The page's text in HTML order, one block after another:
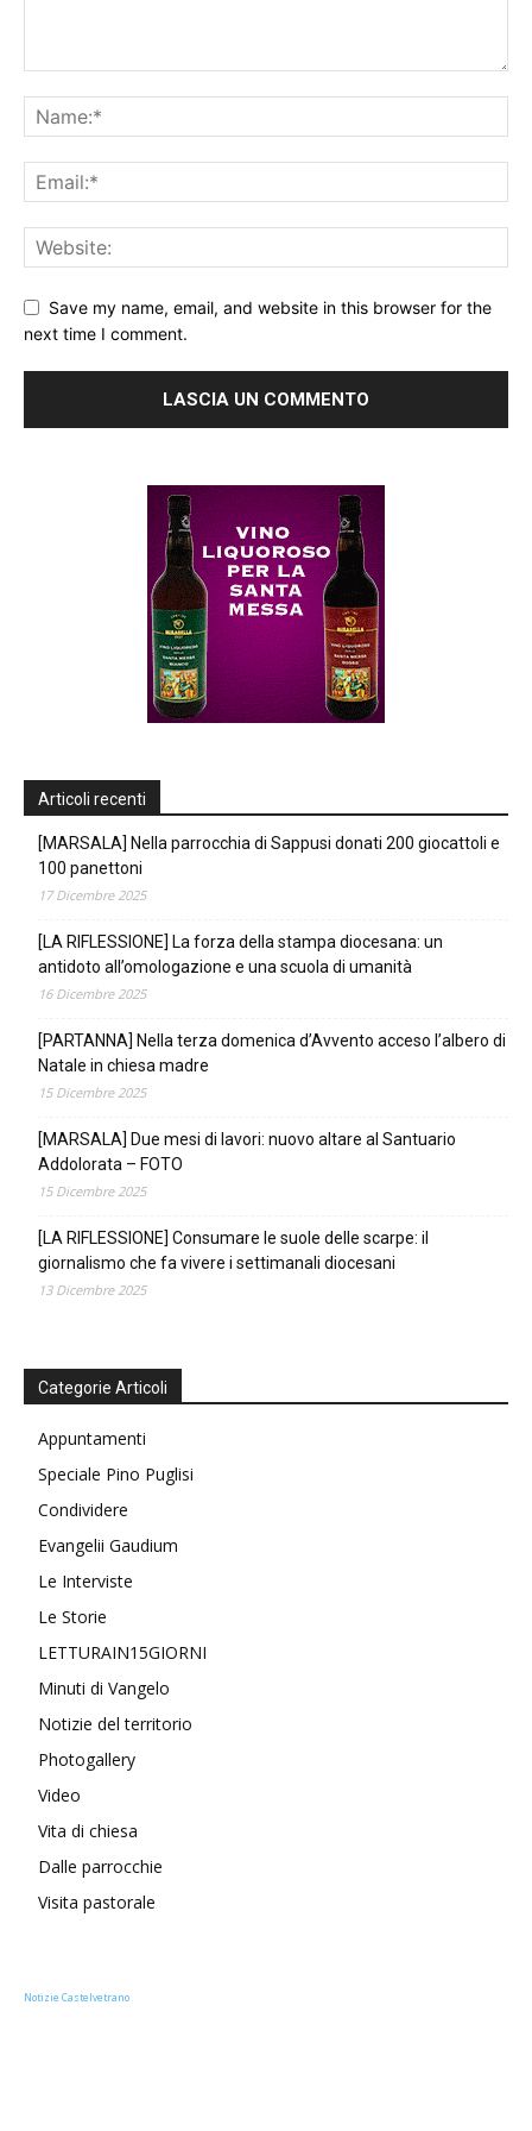
Save my name, email, and website in this browser for the
next time I comment.
Articoli recenti
[MARSALA] Nella parrocchia di Sappusi donati 200 giocattoli e
100 panettoni
17 Dicembre 2025
[LA RIFLESSIONE] La forza della stampa diocesana: un
antidoto all’omologazione e una scuola di umanità
16 Dicembre 2025
[PARTANNA] Nella terza domenica d’Avvento acceso l’albero di
Natale in chiesa madre
15 Dicembre 2025
[MARSALA] Due mesi di lavori: nuovo altare al Santuario
Addolorata – FOTO
15 Dicembre 2025
[LA RIFLESSIONE] Consumare le suole delle scarpe: il
giornalismo che fa vivere i settimanali diocesani
13 Dicembre 2025
Categorie Articoli
Appuntamenti
Speciale Pino Puglisi
Condividere
Evangelii Gaudium
Le Interviste
Le Storie
LETTURAIN15GIORNI
Minuti di Vangelo
Notizie del territorio
Photogallery
Video
Vita di chiesa
Dalle parrocchie
Visita pastorale
Notizie Castelvetrano